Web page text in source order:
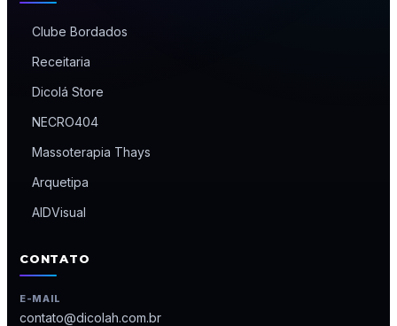
Clube Bordados
Receitaria
Dicolá Store
NECRO404
Massoterapia Thays
Arquetipa
AIDVisual
CONTATO
E-MAIL
contato@dicolah.com.br